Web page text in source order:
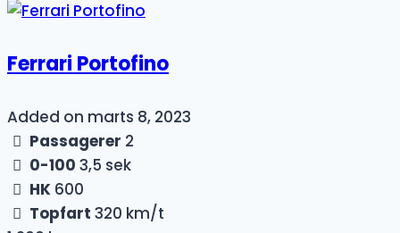
Ferrari Portofino
Added on marts 8, 2023
Passagerer 2
0-100 3,5 sek
HK 600
Topfart 320 km/t